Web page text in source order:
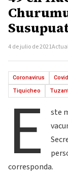
4 de julio de 2021
Coronavirus
Tiquicheo
E
ste
corresponda.